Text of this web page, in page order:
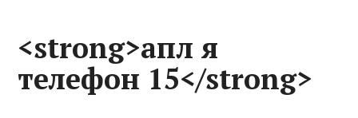
<strong>апл я
телефон 15</strong>